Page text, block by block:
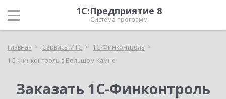
1С:Предприятие 8
Система программ
Главная Сервисы ИТС
1С-Финконтроль
1С-Финконтроль в Большом Камне
Заказать 1С-Финконтроль